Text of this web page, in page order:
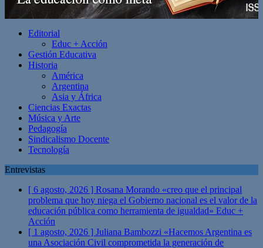
Editorial
Educ + Acción
Gestión Educativa
Historia
América
Argentina
Asia y África
Ciencias Exactas
Música y Arte
Pedagogía
Sindicalismo Docente
Tecnología
Entrevistas
[ 6 agosto, 2026 ] Rosana Morando «creo que el principal
problema que hoy niega el Gobierno nacional es el valor de la
educación pública como herramienta de igualdad» Educ +
Acción
[ 1 agosto, 2026 ] Juliana Bambozzi «Hacemos Argentina es
una Asociación Civil comprometida la generación de